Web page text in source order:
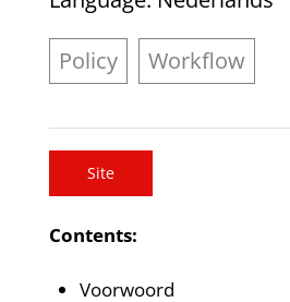
Policy Workflow
Site
Contents:
Voorwoord